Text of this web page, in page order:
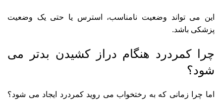
این می تواند وضعیت نامناسب، استرس یا حتی یک وضعیت
پزشکی باشد.
چرا کمردرد هنگام دراز کشیدن بدتر می
شود؟
اما چرا زمانی که به رختخواب می روید کمردرد ایجاد می شود؟